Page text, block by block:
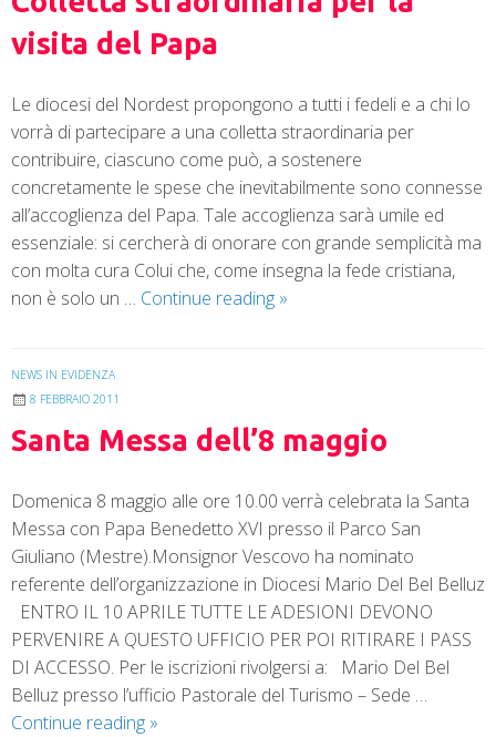
visita del Papa
Le diocesi del Nordest propongono a tutti i fedeli e a chi lo
vorrà di partecipare a una colletta straordinaria per
contribuire, ciascuno come può, a sostenere
concretamente le spese che inevitabilmente sono connesse
all’accoglienza del Papa. Tale accoglienza sarà umile ed
essenziale: si cercherà di onorare con grande semplicità ma
con molta cura Colui che, come insegna la fede cristiana,
non è solo un … Continue reading »
NEWS IN EVIDENZA
8 FEBBRAIO 2011
Santa Messa dell’8 maggio
Domenica 8 maggio alle ore 10.00 verrà celebrata la Santa
Messa con Papa Benedetto XVI presso il Parco San
Giuliano (Mestre).Monsignor Vescovo ha nominato
referente dell’organizzazione in Diocesi Mario Del Bel Belluz
ENTRO IL 10 APRILE TUTTE LE ADESIONI DEVONO
PERVENIRE A QUESTO UFFICIO PER POI RITIRARE I PASS
DI ACCESSO. Per le iscrizioni rivolgersi a: Mario Del Bel
Belluz presso l’ufficio Pastorale del Turismo – Sede …
Continue reading »